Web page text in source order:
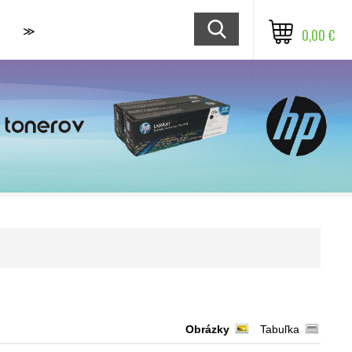
≫ 0,00 €
Obrázky Tabuľka